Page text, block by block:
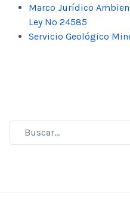
Marco Jurídico
Ley Nº 24585
Servicio Geológico